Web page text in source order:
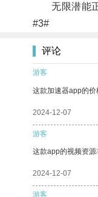
无限潜能正
#3#
评论
游客
这款加速器app的价
2024-12-07
游客
这款app的视频资源
2024-12-07
游客